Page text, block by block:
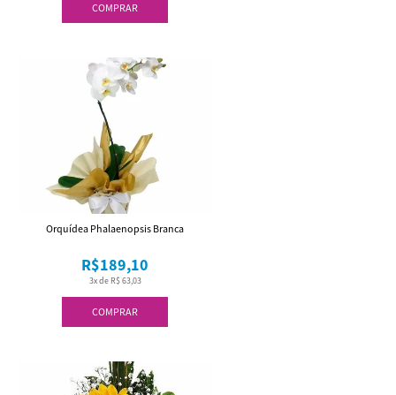
COMPRAR
COMPRAR
3x de R$ 63,03
R$189,10
Orquídea Phalaenopsis Branca